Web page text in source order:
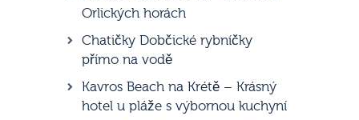
Orlických horách
Chatičky Dobčické rybníčky
přímo na vodě
Kavros Beach na Krétě – Krásný
hotel u pláže s výbornou kuchyní